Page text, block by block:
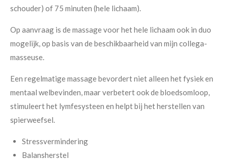
schouder) of 75 minuten (hele lichaam).
Op aanvraag is de massage voor het hele lichaam ook in duo
mogelijk, op basis van de beschikbaarheid van mijn collega-
masseuse.
Een regelmatige massage bevordert niet alleen het fysiek en
mentaal welbevinden, maar verbetert ook de bloedsomloop,
stimuleert het lymfesysteen en helpt bij het herstellen van
spierweefsel.
Stressvermindering
Balansherstel